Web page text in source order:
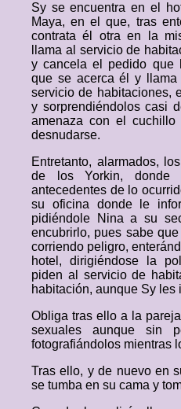
Sy se encuentra en el
Maya, en el que, tras
contrata él otra en la
llama al servicio de
y cancela el pedido que
que se acerca él y llama
servicio de habitaciones,
y sorprendiéndolos casi
amenaza con el
desnudarse.
Entretanto, alarmados,
de los Yorkin,
antecedentes de lo
su oficina donde le
pidiéndole Nina a su
encubrirlo, pues sabe
corriendo peligro,
hotel, dirigiéndose la
piden al servicio de
habitación, aunque Sy les
Obliga tras ello a la
sexuales aunque sin
fotografiándolos mientras
Tras ello, y de nuevo en
se tumba en su cama y